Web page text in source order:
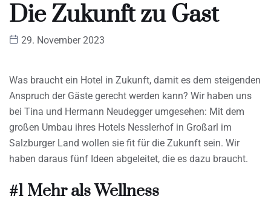
Die Zukunft zu Gast
29. November 2023
Was braucht ein Hotel in Zukunft, damit es dem steigenden
Anspruch der Gäste gerecht werden kann? Wir haben uns
bei Tina und Hermann Neudegger umgesehen: Mit dem
großen Umbau ihres Hotels Nesslerhof in Großarl im
Salzburger Land wollen sie fit für die Zukunft sein. Wir
haben daraus fünf Ideen abgeleitet, die es dazu braucht.
#1 Mehr als Wellness